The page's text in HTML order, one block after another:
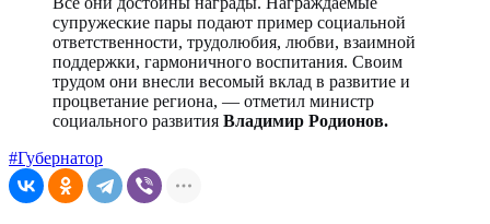
супружеские пары подают пример социальной
ответственности, трудолюбия, любви, взаимной
поддержки, гармоничного воспитания. Своим
трудом они внесли весомый вклад в развитие и
процветание региона, — отметил министр
социального развития Владимир Родионов.
#Губернатор